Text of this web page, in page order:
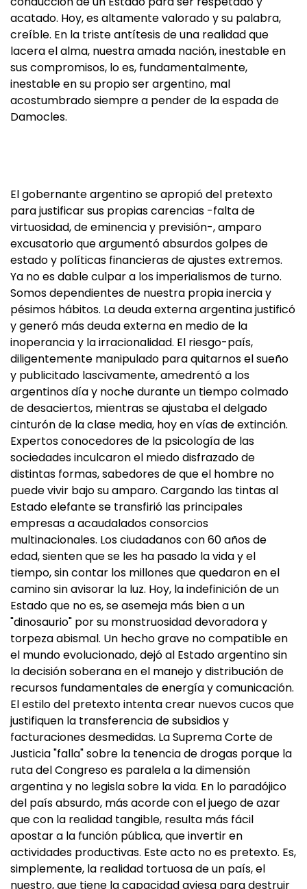
acatado. Hoy, es altamente valorado y su palabra,
creíble. En la triste antítesis de una realidad que
lacera el alma, nuestra amada nación, inestable en
sus compromisos, lo es, fundamentalmente,
inestable en su propio ser argentino, mal
acostumbrado siempre a pender de la espada de
Damocles.
El gobernante argentino se apropió del pretexto
para justificar sus propias carencias -falta de
virtuosidad, de eminencia y previsión-, amparo
excusatorio que argumentó absurdos golpes de
estado y políticas financieras de ajustes extremos.
Ya no es dable culpar a los imperialismos de turno.
Somos dependientes de nuestra propia inercia y
pésimos hábitos. La deuda externa argentina justificó
y generó más deuda externa en medio de la
inoperancia y la irracionalidad. El riesgo-país,
diligentemente manipulado para quitarnos el sueño
y publicitado lascivamente, amedrentó a los
argentinos día y noche durante un tiempo colmado
de desaciertos, mientras se ajustaba el delgado
cinturón de la clase media, hoy en vías de extinción.
Expertos conocedores de la psicología de las
sociedades inculcaron el miedo disfrazado de
distintas formas, sabedores de que el hombre no
puede vivir bajo su amparo. Cargando las tintas al
Estado elefante se transfirió las principales
empresas a acaudalados consorcios
multinacionales. Los ciudadanos con 60 años de
edad, sienten que se les ha pasado la vida y el
tiempo, sin contar los millones que quedaron en el
camino sin avisorar la luz. Hoy, la indefinición de un
Estado que no es, se asemeja más bien a un
"dinosaurio" por su monstruosidad devoradora y
torpeza abismal. Un hecho grave no compatible en
el mundo evolucionado, dejó al Estado argentino sin
la decisión soberana en el manejo y distribución de
recursos fundamentales de energía y comunicación.
El estilo del pretexto intenta crear nuevos cucos que
justifiquen la transferencia de subsidios y
facturaciones desmedidas. La Suprema Corte de
Justicia "falla" sobre la tenencia de drogas porque la
ruta del Congreso es paralela a la dimensión
argentina y no legisla sobre la vida. En lo paradójico
del país absurdo, más acorde con el juego de azar
que con la realidad tangible, resulta más fácil
apostar a la función pública, que invertir en
actividades productivas. Este acto no es pretexto. Es,
simplemente, la realidad tortuosa de un país, el
nuestro, que tiene la capacidad aviesa para destruir